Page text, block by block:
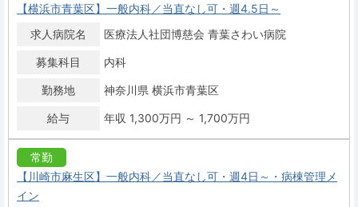
【横浜市青葉区】一般内科／当直なし可・週4.5日～
求人病院名
医療法人社団博慈会 青葉さわい病院
募集科目 内科
勤務地 神奈川県 横浜市青葉区
給与 年収 1,300万円 ～ 1,700万円
常勤
【川崎市麻生区】一般内科／当直なし可・週4日～・病棟管理メ
イン